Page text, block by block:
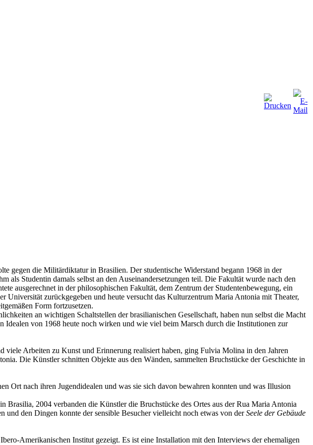
gegen die Militärdiktatur in Brasilien. Der studentische Widerstand begann 1968 in der
Studentin damals selbst an den Auseinandersetzungen teil. Die Fakultät wurde nach den
ausgerechnet in der philosophischen Fakultät, dem Zentrum der Studentenbewegung, ein
zurückgegeben und heute versucht das Kulturzentrum Maria Antonia mit Theater,
Form fortzusetzen.
an wichtigen Schaltstellen der brasilianischen Gesellschaft, haben nun selbst die Macht
von 1968 heute noch wirken und wie viel beim Marsch durch die Institutionen zur
Arbeiten zu Kunst und Erinnerung realisiert haben, ging Fulvia Molina in den Jahren
Die Künstler schnitten Objekte aus den Wänden, sammelten Bruchstücke der Geschichte in
Ort nach ihren Jugendidealen und was sie sich davon bewahren konnten und was Illusion
2004 verbanden die Künstler die Bruchstücke des Ortes aus der Rua Maria Antonia
und den Dingen konnte der sensible Besucher vielleicht noch etwas von derSeele der Gebäude
Amerikanischen Institut gezeigt. Es ist eine Installation mit den Interviews der ehemaligen